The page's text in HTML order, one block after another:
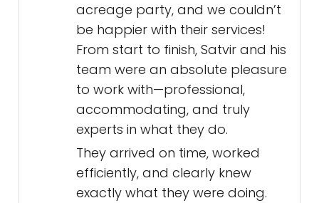
acreage party, and we couldn’t
be happier with their services!
From start to finish, Satvir and his
team were an absolute pleasure
to work with—professional,
accommodating, and truly
experts in what they do.
They arrived on time, worked
efficiently, and clearly knew
exactly what they were doing.